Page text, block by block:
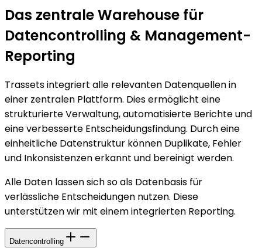
Das zentrale Warehouse für
Datencontrolling & Management-
Reporting
Trassets integriert alle relevanten Datenquellen in
einer zentralen Plattform. Dies ermöglicht eine
strukturierte Verwaltung, automatisierte Berichte und
eine verbesserte Entscheidungsfindung. Durch eine
einheitliche Datenstruktur können Duplikate, Fehler
und Inkonsistenzen erkannt und bereinigt werden.
Alle Daten lassen sich so als Datenbasis für
verlässliche Entscheidungen nutzen. Diese
unterstützen wir mit einem integrierten Reporting.
Datencontrolling